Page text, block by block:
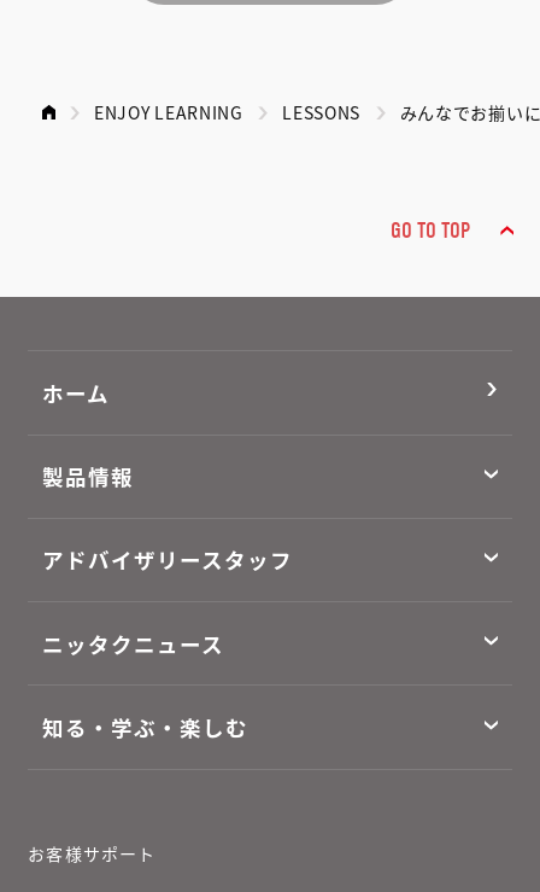
ENJOY LEARNING LESSONS みんなでお揃い
GO TO TOP
ホーム
製品情報
アドバイザリースタッフ
ニッタクニュース
知る・学ぶ・楽しむ
お客様サポート